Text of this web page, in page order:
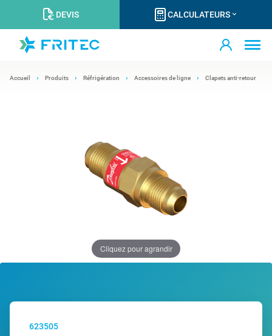
DEVIS CALCULATEURS
Accueil Produits Réfrigération Accessoires de ligne Clapets anti-retour
Cliquez pour agrandir
623505